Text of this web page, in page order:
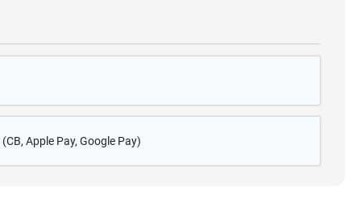
(CB, Apple Pay, Google Pay)